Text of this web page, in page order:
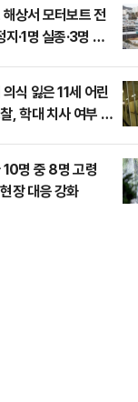
상서 모터보트 전
·1명 실종·3명 경
식 잃은 11세 어린
, 학대 치사 여부 수
10명 중 8명 고령
장 대응 강화